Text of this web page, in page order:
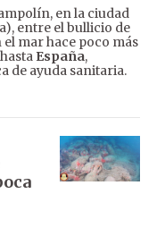
en la ciudad
entre el bullicio de
mar hace poco más
hasta España,
de ayuda sanitaria.